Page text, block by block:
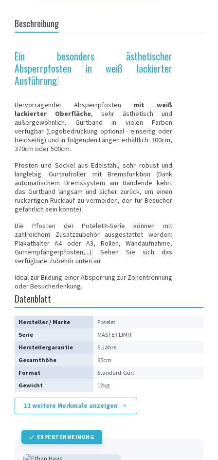
Beschreibung
Ein besonders ästhetischer
Absperrpfosten in weiß lackierter
Ausführung!
Hervorragender Absperrpfosten mit weiß
lackierter Oberfläche, sehr ästhetisch und
außergewöhnlich. Gurtband in vielen Farben
verfügbar (Logobedruckung optional - einseitig oder
beidseitig) und in folgenden Längen erhältlich: 300cm,
370cm oder 500cm.
Pfosten und Sockel aus Edelstahl, sehr robust und
langlebig. Gurtaufroller mit Bremsfunktion (Dank
automatischem Bremssystem am Bandende kehrt
das Gurtband langsam und sicher zurück, um einen
ruckartigen Rücklauf zu vermeiden, der für Besucher
gefährlich sein könnte).
Die Pfosten der Potelet®-Serie können mit
zahlreichem Zusatzzubehör ausgestattet werden:
Plakathalter A4 oder A3, Rollen,Wandaufnahme,
Gurtempfängerpfosten,...): Sehen Sie sich das
verfügbare Zubehör unten an!
Ideal zur Bildung einer Absperrung zur Zonentrennung
oder Besucherlenkung.
Datenblatt
Hersteller / Marke
Potelet
Serie
MASTER LIMIT
Herstellergarantie
5 Jahre
Gesamthöhe
95cm
Format
Standard-Gurt
Gewicht
12kg
11 weitere Merkmale anzeigen
EXPERTENMEINUNG